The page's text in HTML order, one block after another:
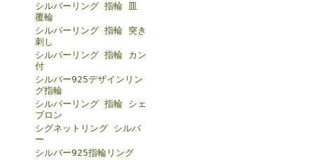
シルバーリング 指輪 皿
覆輪
シルバーリング 指輪 突き
刺し
シルバーリング 指輪 カン
付
シルバー925デザインリン
グ指輪
シルバーリング 指輪 シェ
ブロン
シグネットリング シルバ
ー
シルバー925指輪リング